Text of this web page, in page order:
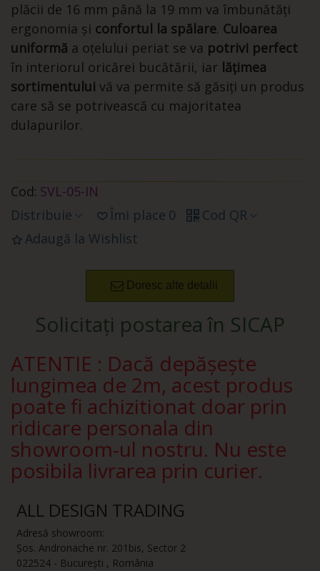
plăcii de 16 mm până la 19 mm va îmbunătăți
ergonomia și confortul la spălare. Culoarea
uniformă a oțelului periat se va potrivi perfect
în interiorul oricărei bucătării, iar lățimea
sortimentului vă va permite să găsiți un produs
care să se potrivească cu majoritatea
dulapurilor.
Cod: SVL-05-IN
Distribuie
Îmi place 0
Cod QR
Adaugă la Wishlist
Doresc alte detalii
Solicitați postarea în SICAP
ATENTIE : Dacă depășește
lungimea de 2m, acest produs
poate fi achizitionat doar prin
ridicare personala din
showroom-ul nostru. Nu este
posibila livrarea prin curier.
ALL DESIGN TRADING
Adresă showroom:
Șos. Andronache nr. 201bis, Sector 2
022524 - București , România